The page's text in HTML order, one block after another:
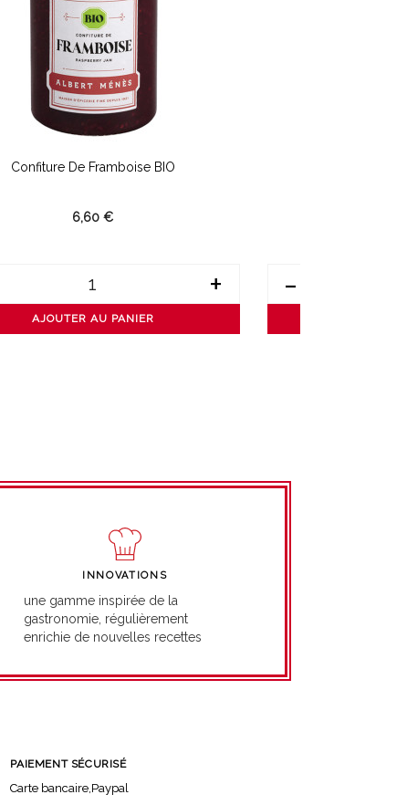
Confiture De Framboise BIO
6,60 €
+
AJOUTER AU PANIER
-
INNOVATIONS
une gamme inspirée de la
gastronomie, régulièrement
enrichie de nouvelles recettes
PAIEMENT SÉCURISÉ
Carte bancaire,Paypal